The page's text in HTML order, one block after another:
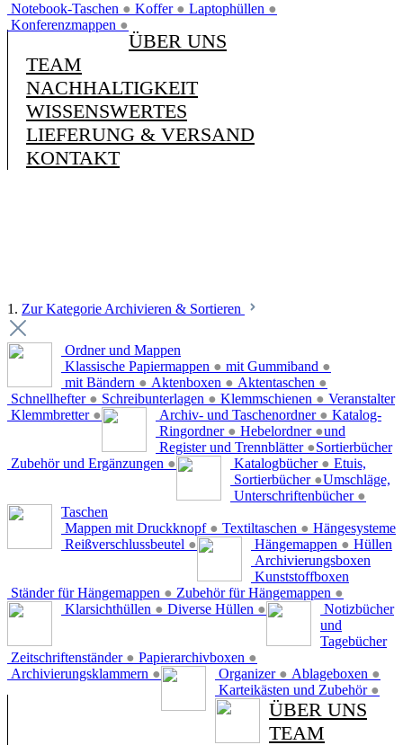
Notebook-Taschen ● Koffer ● Laptophüllen ●
Konferenzmappen ●
ÜBER UNS
TEAM
NACHHALTIGKEIT
WISSENSWERTES
LIEFERUNG & VERSAND
KONTAKT
1. Zur Kategorie Archivieren & Sortieren
Ordner und Mappen
Klassische Papiermappen ● mit Gummiband ●
mit Bändern ● Aktenboxen ● Aktentaschen ●
Schnellhefter ● Schreibunterlagen ● Klemmschienen ●
Klemmbretter ●
Veranstalter
Archiv- und Taschenordner ●
Ringordner ● Hebelordner ●
Register und Trennblätter ●
Zubehör und Ergänzungen ●
Katalog-
und
Sortierbücher
Katalogbücher ●
Sortierbücher ●
Unterschriftenbücher ●
Etuis,
Umschläge,
Taschen
Mappen mit Druckknopf ● Textiltaschen ●
Reißverschlussbeutel ●
Hängesysteme
Hängemappen ●
Ständer für Hängemappen ● Zubehör für Hängemappen ●
Hüllen
Klarsichthüllen ● Diverse Hüllen ●
Archivierungsboxen
Zeitschriftenständer ● Papierarchivboxen ●
Archivierungsklammern ●
Kunststoffboxen
Organizer ● Ablageboxen ●
Karteikästen und Zubehör ●
Notizbücher
und
Tagebücher
ÜBER UNS
TEAM